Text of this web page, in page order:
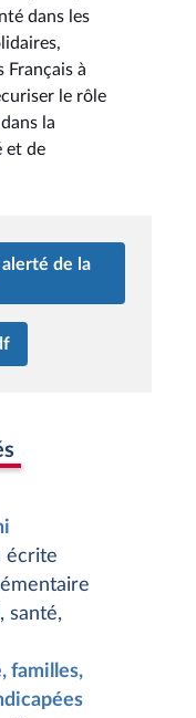
dans les
Français à
le rôle
la
et de
de la
écrite
santé,
familles,